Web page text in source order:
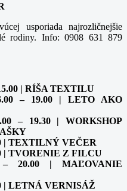
usporiada najrozličnejšie
rodiny. Info: 0908 631 879
| RÍŠA TEXTILU
– 19.00 | LETO AKO
– 19.30 | WORKSHOP
| TEXTILNÝ VEČER
| TVORENIE Z FILCU
20.00 | MAĽOVANIE
| LETNÁ VERNISÁŽ